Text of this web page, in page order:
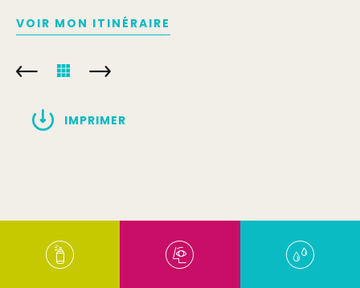
VOIR MON ITINÉRAIRE
IMPRIMER